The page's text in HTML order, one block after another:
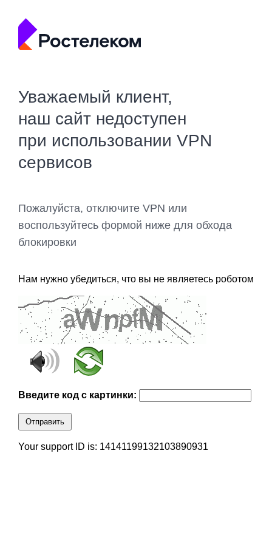
Уважаемый клиент,
наш сайт недоступен
при использовании VPN
сервисов
Пожалуйста, отключите VPN или
воспользуйтесь формой ниже для обхода
блокировки
Нам нужно убедиться, что вы не являетесь роботом
Введите код с картинки:
Отправить
Your support ID is: 14141199132103890931